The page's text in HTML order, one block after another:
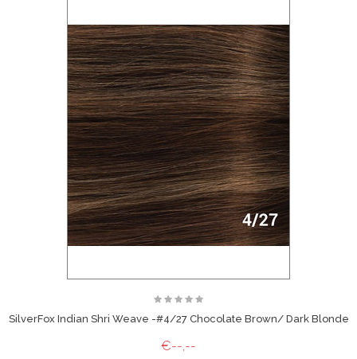
SilverFox Indian Shri Weave -#4/27 Chocolate Brown/ Dark Blonde
€--,--